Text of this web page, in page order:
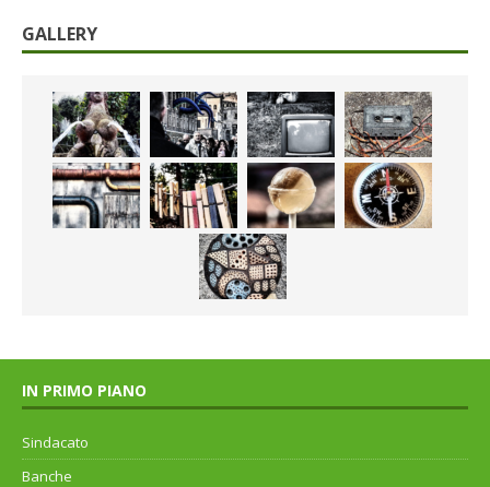
GALLERY
IN PRIMO PIANO
Sindacato
Banche